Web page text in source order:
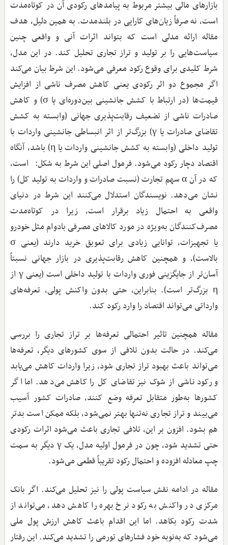
بازارهای مالی بیشتر مربوط به پیامدهای رکودی آن در کوتاه‌مدت
است، نه صرفاً زیان‌های کارایی در بلندمدت. به همین دلیل، هدف
مقاله ارائه مدلی است که بتواند اثرات آنی و واقعی چنین
سیاست‌هایی را بر تولید و تراز تجاری تحلیل کند. در این مدل،
شرط کلیدی برای وقوع رکود معرفی می‌شود. این شرط بیان می‌کند
اگر مجموع دو اثر رکودی یعنی کاهش مصرف ناشی از افزایش
قیمت‌ها (در ارتباط با کشش جانشینی بین‌دوره‌ای یا σ) و کاهش
صادرات ناشی از تضعیف رقابت‌پذیری جهانی (وابسته به کشش
تقاضای صادرات یا γ) بزرگ‌تر از اثر انبساطی جانشینی واردات با
تولید داخلی (وابسته به کشش جانشینی واردات یا η) باشد، آنگاه
اقتصاد دچار رکود می‌شود. فرمول اصلی این شرط به شکل: است،
که در آن α سهم تجارت (نسبت صادرات و واردات به تولید کل) را
نشان می‌دهد. نویسندگان استدلال می‌کنند این شرط در دنیای
واقعی به احتمال زیاد برقرار است، زیرا در کوتاه‌مدت
مصرف‌کنندگان به‌ویژه در مورد کالاهای مصرفی بادوام مثل خودرو
یا تجهیزات، توانایی زیادی برای تعویق خرید دارند (یعنی σ
بالاست)، و همچنین کاهش رقابت‌پذیری در بازار جهانی نسبتاً
آسان‌تر از جایگزینی فوری واردات با تولید داخلی است (یعنی γ از
η بزرگ‌تر است). بنابراین، حتی بدون واکنش پولی، تعرفه‌های
وارداتی می‌تواند اقتصاد را وارد رکود کند.
مقاله همچنین تاثیر احتمالی تعرفه‌ها بر تراز تجاری را بررسی
می‌کند. در حالت بدون تلافی از سوی کشورهای دیگر، تعرفه‌ها
می‌تواند باعث بهبود تراز تجاری شود، زیرا واردات کاهش می‌یابد
و رکود ناشی از شوک نیز تقاضای کل را کاهش می‌دهد. اما اگر
کشورها به‌طور متقابل تعرفه وضع کنند، صادرات کشور آسیب
می‌بیند و تراز تجاری نه‌تنها بهتر نمی‌شود، بلکه ممکن است بدتر
هم بشود. افزون بر این، تلافی تجاری باعث می‌شود اثرات رکودی
حتی تشدید شود، چون در فرمول اولیه مدل، یک γ دیگر به سمت
چپ معادله افزوده و احتمال رکود تقریباً قطعی می‌شود.
مقاله در ادامه نقش سیاست پولی را نیز تحلیل می‌کند. اگر بانک
مرکزی در واکنش به رکود نرخ بهره را کاهش دهد، می‌تواند از
شدت رکود بکاهد. اما این اقدام باعث کاهش ارزش پول ملی
می‌شود که به‌نوبه خود فشارهای تورمی را تشدید می‌کند. این رفتار